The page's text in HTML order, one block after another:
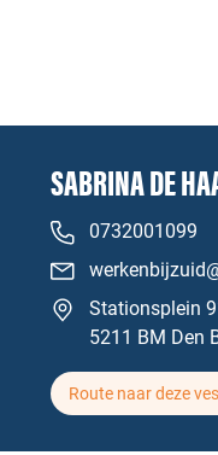
SABRINA DE
0732001099
Stationsplein
5211 BM Den
Route naar deze